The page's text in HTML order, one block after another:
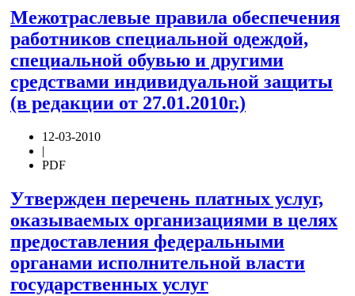
Межотраслевые правила обеспечения
работников специальной одеждой,
специальной обувью и другими
средствами индивидуальной защиты
(в редакции от 27.01.2010г.)
12-03-2010
|
PDF
Утвержден перечень платных услуг,
оказываемых организациями в целях
предоставления федеральными
органами исполнительной власти
государственных услуг